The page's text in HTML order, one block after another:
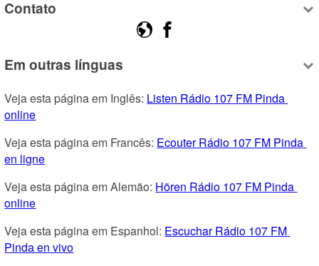
Contato
Em outras línguas
Veja esta página em Inglês: Listen Rádio 107 FM Pinda
online
Veja esta página em Francês: Ecouter Rádio 107 FM Pinda
en ligne
Veja esta página em Alemão: Hören Rádio 107 FM Pinda
online
Veja esta página em Espanhol: Escuchar Rádio 107 FM
Pinda en vivo